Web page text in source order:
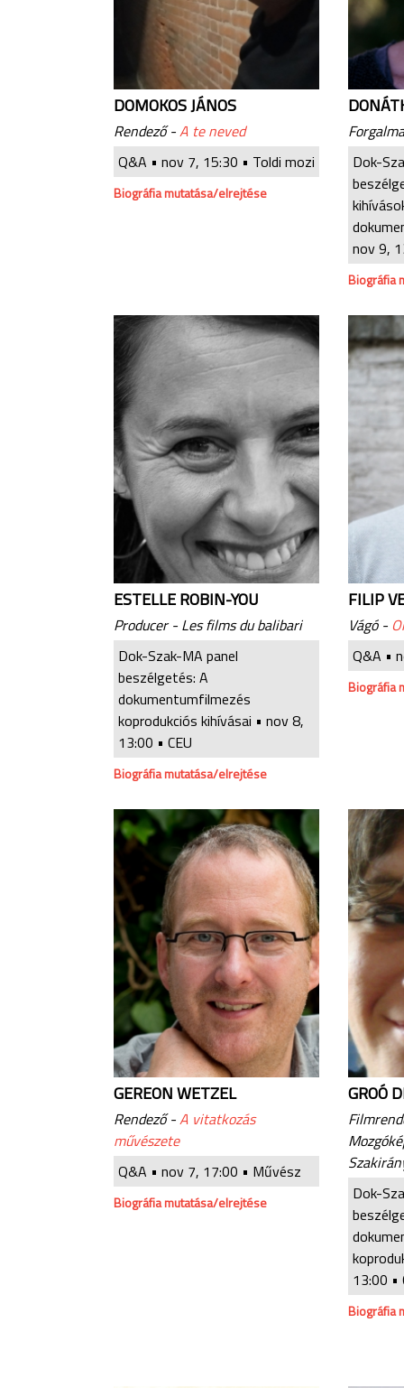
DOMOKOS JÁNOS
Rendező -A te neved
Q&A • nov 7, 15:30 • Toldi mozi
Biográfia mutatása/elrejtése
Dok-
nov 9,
Biográfia
ESTELLE ROBIN-YOU
Producer - Les films du balibari
Dok-Szak-MA panel
beszélgetés: A
dokumentumfilmezés
koprodukciós kihívásai • nov 8,
13:00 • CEU
Biográfia mutatása/elrejtése
FILIP
Vágó -
Q&A •
Biográfia
GEREON WETZEL
Rendező -A vitatkozás
művészete
Q&A • nov 7, 17:00 • Művész
Biográfia mutatása/elrejtése
GROÓ
Dok-
13:00 •
Biográfia